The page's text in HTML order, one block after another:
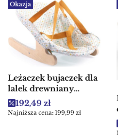
Okazja
Leżaczek bujaczek dla
lalek drewniany
POMEA Djeco
Cena promocyjna
192,49 zł
Najniższa cena: 199,99 zł